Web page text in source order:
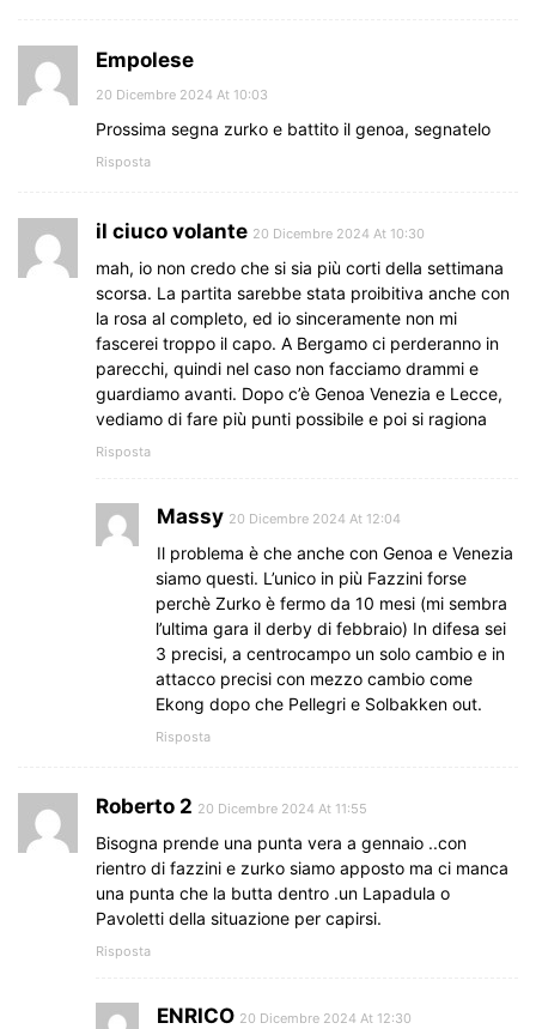
Empolese
20 Dicembre 2024 At 10:03
Prossima segna zurko e battito il genoa, segnatelo
Risposta
il ciuco volante 20 Dicembre 2024 At 10:30
mah, io non credo che si sia più corti della settimana
scorsa. La partita sarebbe stata proibitiva anche con
la rosa al completo, ed io sinceramente non mi
fascerei troppo il capo. A Bergamo ci perderanno in
parecchi, quindi nel caso non facciamo drammi e
guardiamo avanti. Dopo c’è Genoa Venezia e Lecce,
vediamo di fare più punti possibile e poi si ragiona
Risposta
Massy 20 Dicembre 2024 At 12:04
Il problema è che anche con Genoa e Venezia
siamo questi. L’unico in più Fazzini forse
perchè Zurko è fermo da 10 mesi (mi sembra
l’ultima gara il derby di febbraio) In difesa sei
3 precisi, a centrocampo un solo cambio e in
attacco precisi con mezzo cambio come
Ekong dopo che Pellegri e Solbakken out.
Risposta
Roberto 2 20 Dicembre 2024 At 11:55
Bisogna prende una punta vera a gennaio ..con
rientro di fazzini e zurko siamo apposto ma ci manca
una punta che la butta dentro .un Lapadula o
Pavoletti della situazione per capirsi.
Risposta
ENRICO 20 Dicembre 2024 At 12:30